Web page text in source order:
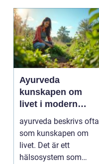
Ayurveda
kunskapen om
livet i modern
vardag
ayurveda beskrivs ofta
som kunskapen om
livet. Det är ett
hälsosystem som